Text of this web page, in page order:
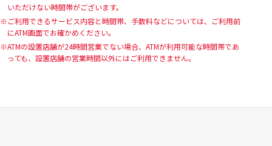
いただけない時間帯がございます。
ご利用できるサービス内容と時間帯、手数料などについては、ご利用前
にATM画面でお確かめください。
ATMの設置店舗が24時間営業でない場合、ATMが利用可能な時間帯であ
っても、設置店舗の営業時間以外にはご利用できません。